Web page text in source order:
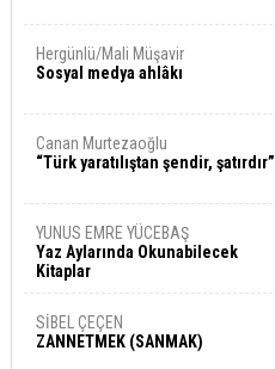
Hergünlü/Mali Müşavir
Sosyal medya ahlâkı
Canan Murtezaoğlu
“Türk yaratılıştan şendir, şatırdır”
YUNUS EMRE YÜCEBAŞ
Yaz Aylarında Okunabilecek
Kitaplar
SİBEL ÇEÇEN
ZANNETMEK (SANMAK)